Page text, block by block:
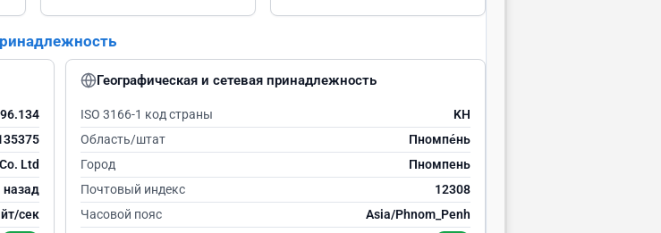
Ltd
назад
сек
Географическая и сетевая принадлежность
ISO 3166-1 код страны
KH
Область/штат
Пномпе́нь
Город
Пномпень
Почтовый индекс
12308
Часовой пояс
Asia/Phnom_Penh